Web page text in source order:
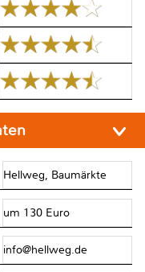
Hellweg, Baumärkte
um 130 Euro
info@hellweg.de